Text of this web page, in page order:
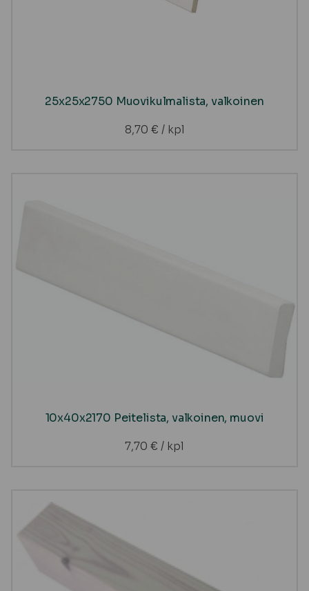
25x25x2750 Muovikulmalista, valkoinen
8,70 € / kpl
10x40x2170 Peitelista, valkoinen, muovi
7,70 € / kpl